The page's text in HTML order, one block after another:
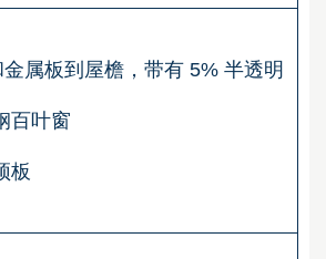
属板到屋檐，带有 5% 半透明
百叶窗
板